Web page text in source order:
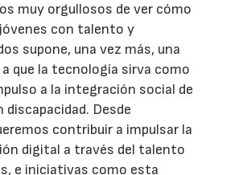
muy orgullosos de ver cómo
con talento y
supone, una vez más, una
que la tecnología sirva como
a la integración social de
discapacidad. Desde
contribuir a impulsar la
digital a través del talento
e iniciativas como esta